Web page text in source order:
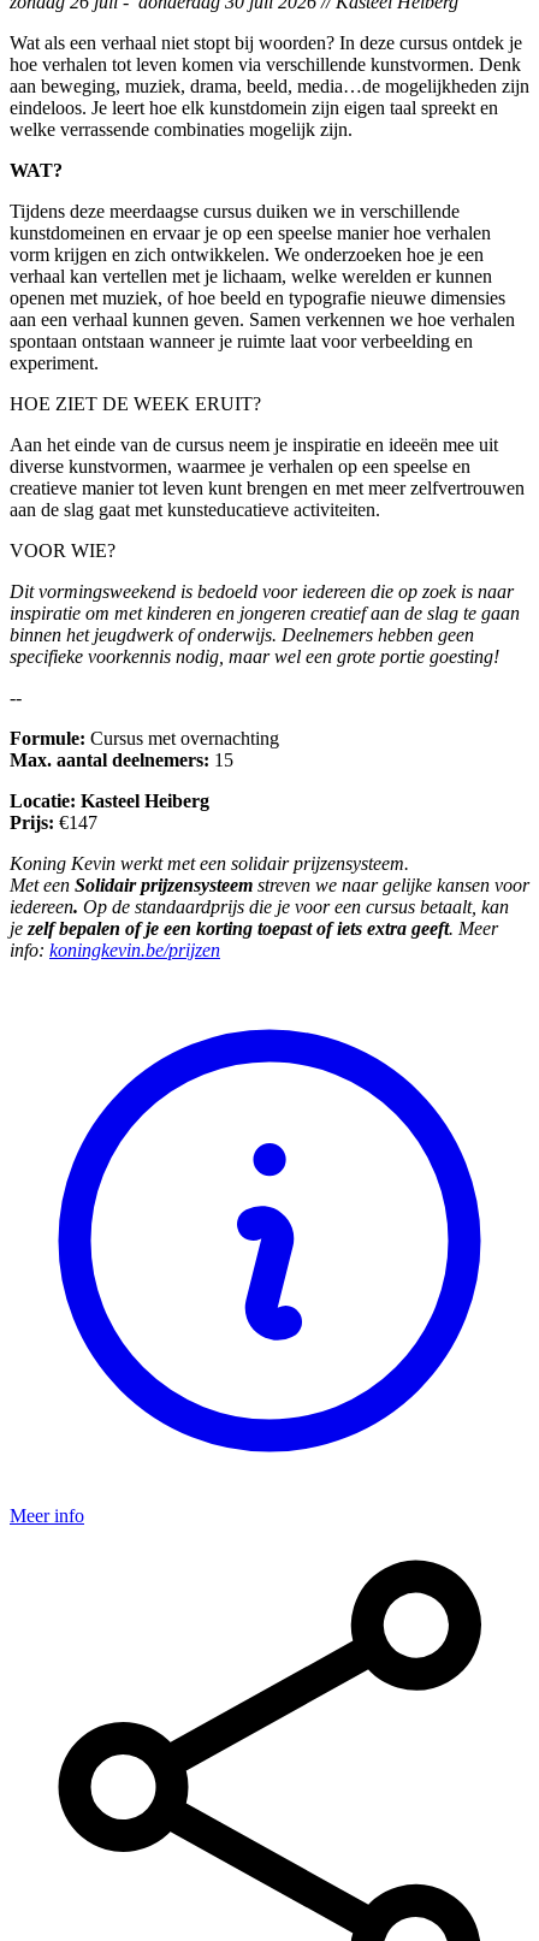
Wat als een verhaal niet stopt bij woorden? In deze cursus ontdek je
hoe verhalen tot leven komen via verschillende kunstvormen. Denk
aan beweging, muziek, drama, beeld, media…de mogelijkheden zijn
eindeloos. Je leert hoe elk kunstdomein zijn eigen taal spreekt en
welke verrassende combinaties mogelijk zijn.
WAT?
Tijdens deze meerdaagse cursus duiken we in verschillende
kunstdomeinen en ervaar je op een speelse manier hoe verhalen
vorm krijgen en zich ontwikkelen. We onderzoeken hoe je een
verhaal kan vertellen met je lichaam, welke werelden er kunnen
openen met muziek, of hoe beeld en typografie nieuwe dimensies
aan een verhaal kunnen geven. Samen verkennen we hoe verhalen
spontaan ontstaan wanneer je ruimte laat voor verbeelding en
experiment.
HOE ZIET DE WEEK ERUIT?
Aan het einde van de cursus neem je inspiratie en ideeën mee uit
diverse kunstvormen, waarmee je verhalen op een speelse en
creatieve manier tot leven kunt brengen en met meer zelfvertrouwen
aan de slag gaat met kunsteducatieve activiteiten.
VOOR WIE?
Dit vormingsweekend is bedoeld voor iedereen die op zoek is naar
inspiratie om met kinderen en jongeren creatief aan de slag te gaan
binnen het jeugdwerk of onderwijs. Deelnemers hebben geen
specifieke voorkennis nodig, maar wel een grote portie goesting!
--
Formule: Cursus met overnachting
Max. aantal deelnemers: 15
Locatie: Kasteel Heiberg
Prijs: €147
Koning Kevin werkt met een solidair prijzensysteem.
Met een Solidair prijzensysteem streven we naar gelijke kansen voor
iedereen. Op de standaardprijs die je voor een cursus betaalt, kan
je zelf bepalen of je een korting toepast of iets extra geeft. Meer
info: koningkevin.be/prijzen
Meer info